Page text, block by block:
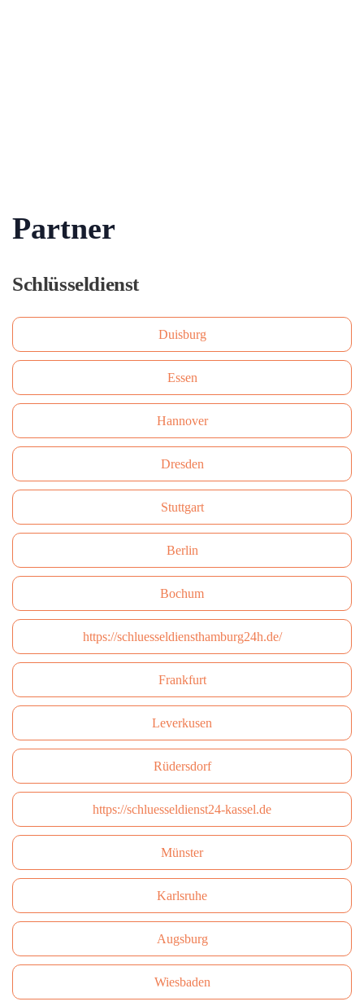
Partner
Schlüsseldienst
Duisburg
Essen
Hannover
Dresden
Stuttgart
Berlin
Bochum
https://schluesseldiensthamburg24h.de/
Frankfurt
Leverkusen
Rüdersdorf
https://schluesseldienst24-kassel.de
Münster
Karlsruhe
Augsburg
Wiesbaden